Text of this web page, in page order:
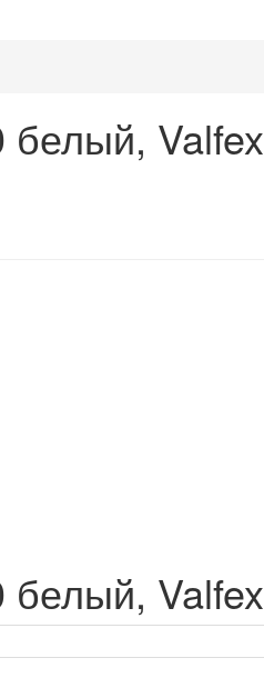
белый, Valfex
белый, Valfex